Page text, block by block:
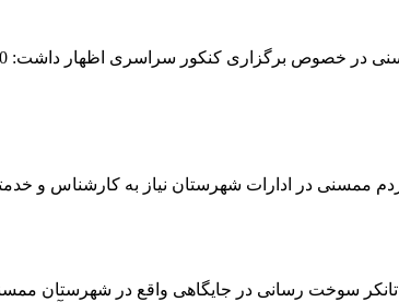
تانکر سوخت رسانی در جایگاهی واقع در شهرستان